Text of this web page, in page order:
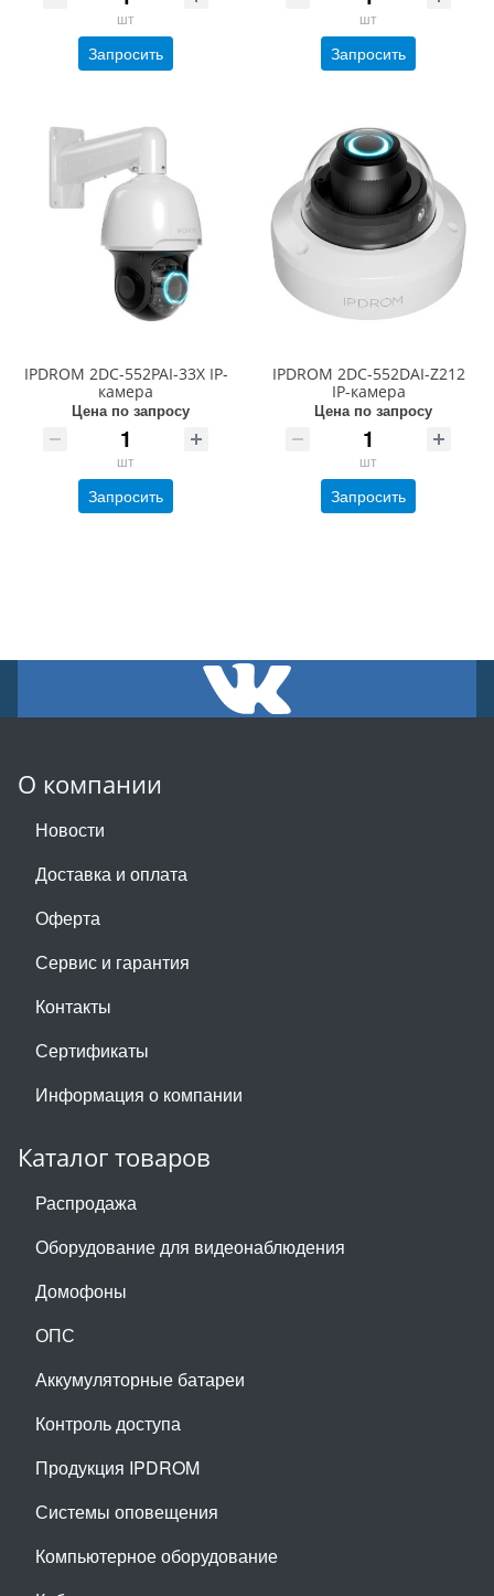
шт
Запросить
шт
Запросить
IPDROM 2DC-552PAI-33X IP-
камера
Цена по запросу
шт
Запросить
IPDROM 2DC-552DAI-Z212
IP-камера
Цена по запросу
шт
Запросить
О компании
Новости
Доставка и оплата
Оферта
Сервис и гарантия
Контакты
Сертификаты
Информация о компании
Каталог товаров
Распродажа
Оборудование для видеонаблюдения
Домофоны
ОПС
Аккумуляторные батареи
Контроль доступа
Продукция IPDROM
Системы оповещения
Компьютерное оборудование